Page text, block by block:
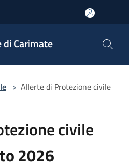
di Carimate
> Allerte di Protezione civile
civile
2026